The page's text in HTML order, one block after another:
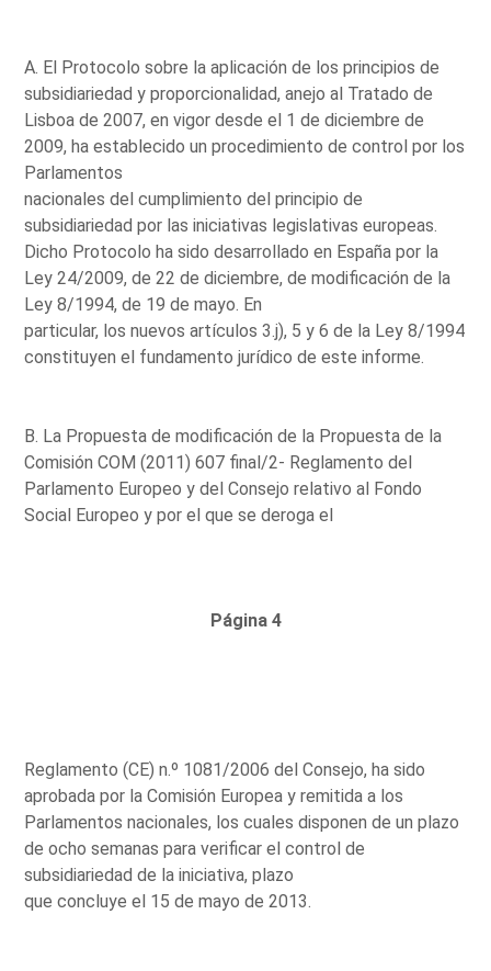
A. El Protocolo sobre la aplicación de los principios de
subsidiariedad y proporcionalidad, anejo al Tratado de
Lisboa de 2007, en vigor desde el 1 de diciembre de
2009, ha establecido un procedimiento de control por los
Parlamentos
nacionales del cumplimiento del principio de
subsidiariedad por las iniciativas legislativas europeas.
Dicho Protocolo ha sido desarrollado en España por la
Ley 24/2009, de 22 de diciembre, de modificación de la
Ley 8/1994, de 19 de mayo. En
particular, los nuevos artículos 3.j), 5 y 6 de la Ley 8/1994
constituyen el fundamento jurídico de este informe.
B. La Propuesta de modificación de la Propuesta de la
Comisión COM (2011) 607 final/2- Reglamento del
Parlamento Europeo y del Consejo relativo al Fondo
Social Europeo y por el que se deroga el
Página 4
Reglamento (CE) n.º 1081/2006 del Consejo, ha sido
aprobada por la Comisión Europea y remitida a los
Parlamentos nacionales, los cuales disponen de un plazo
de ocho semanas para verificar el control de
subsidiariedad de la iniciativa, plazo
que concluye el 15 de mayo de 2013.